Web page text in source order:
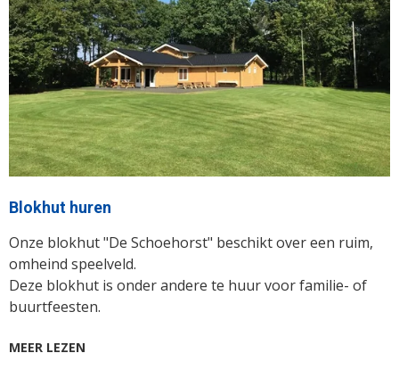
Blokhut huren
Onze blokhut "De Schoehorst" beschikt over een ruim,
omheind speelveld.
Deze blokhut is onder andere te huur voor familie- of
buurtfeesten.
MEER LEZEN